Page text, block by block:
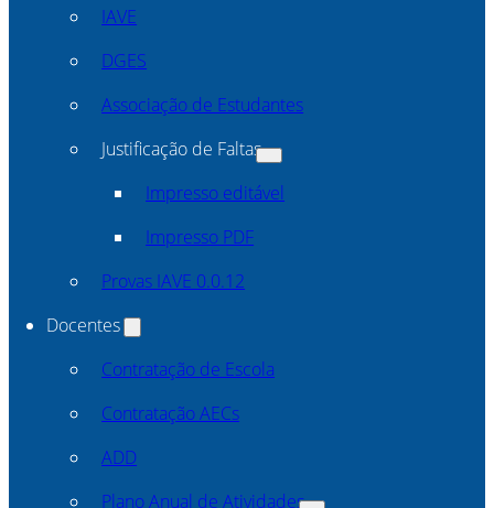
IAVE
DGES
Associação de Estudantes
Justificação de Faltas
Impresso editável
Impresso PDF
Provas IAVE 0.0.12
Docentes
Contratação de Escola
Contratação AECs
ADD
Plano Anual de Atividades